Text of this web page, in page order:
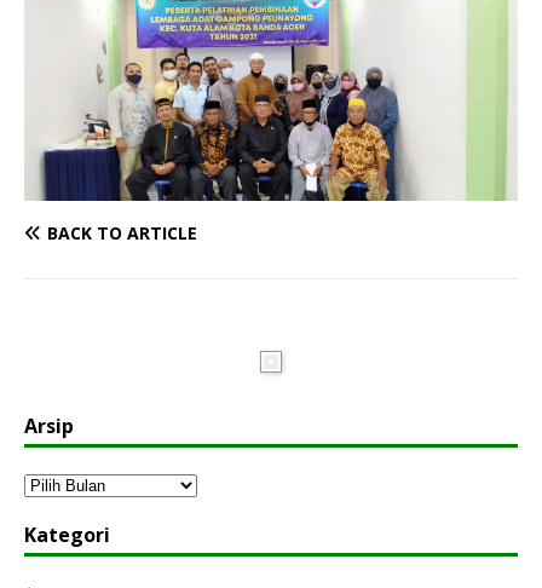
BACK TO ARTICLE
Arsip
Kategori